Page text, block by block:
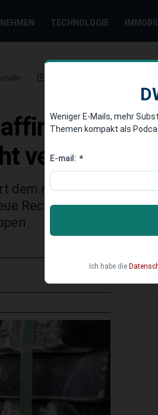
TECHNOLOGIE
in
verzichten
dem russischen
Recherchen erhöhen
Weniger E-Mails, mehr
Themen kompakt als
E-mail: *
Ich habe die